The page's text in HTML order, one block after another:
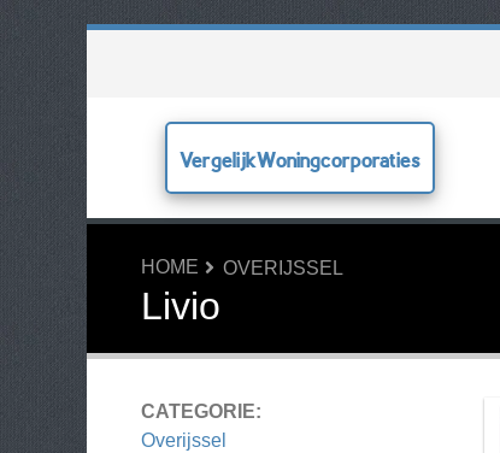
VergelijkWoningcorporaties
HOME OVERIJSSEL
Livio
CATEGORIE:
Overijssel